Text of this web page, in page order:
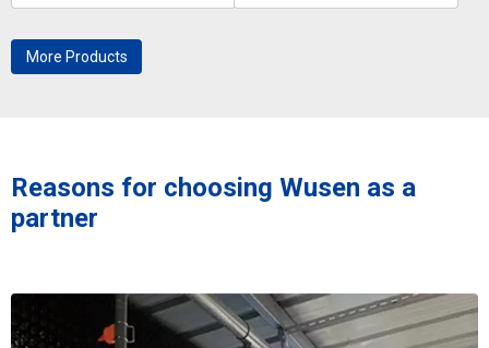
More Products
Reasons for choosing Wusen as a
partner